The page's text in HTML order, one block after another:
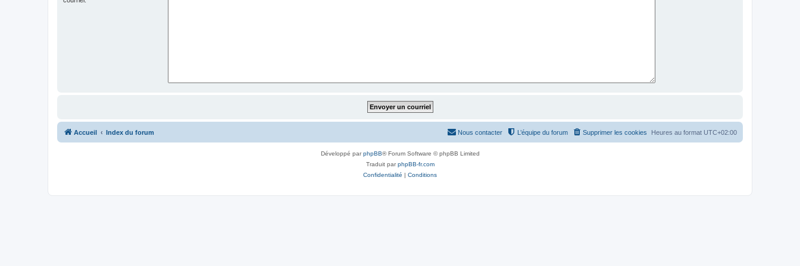
Accueil Index du forum Heures au format UTC+02:00
Supprimer les cookies
L’équipe du forum
Nous contacter
Développé parphpBB® Forum Software © phpBB Limited
Traduit parphpBB-fr.com
Confidentialité | Conditions